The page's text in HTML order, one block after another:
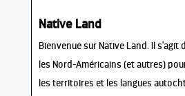
Native Land
Bienvenue sur Native Land. Il s'agit
les Nord-Américains (et autres)
les territoires et les langues